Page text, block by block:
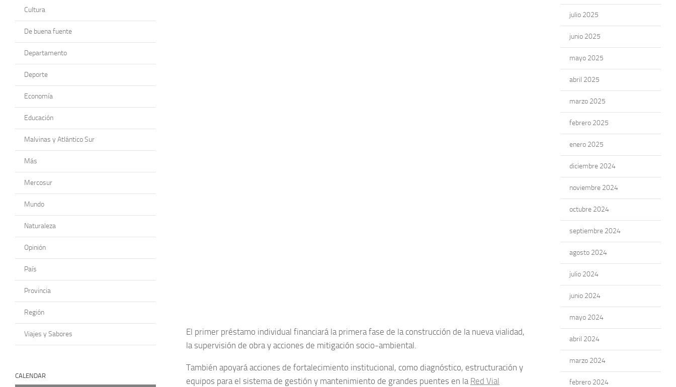
El primer préstamo individual financiará la primera fase de la construcción de la nueva vialidad,
la supervisión de obra y acciones de mitigación socio-ambiental.
También apoyará acciones de fortalecimiento institucional, como diagnóstico, estructuración y
equipos para el sistema de gestión y mantenimiento de grandes puentes en la Red Vial
Cultura
De buena fuente
Departamento
Deporte
Economía
Educación
Malvinas y Atlántico Sur
Más
Mercosur
Mundo
Naturaleza
Opinión
País
Provincia
Región
Viajes y Sabores
CALENDAR
julio 2025
junio 2025
mayo 2025
abril 2025
marzo 2025
febrero 2025
enero 2025
diciembre 2024
noviembre 2024
octubre 2024
septiembre 2024
agosto 2024
julio 2024
junio 2024
mayo 2024
abril 2024
marzo 2024
febrero 2024